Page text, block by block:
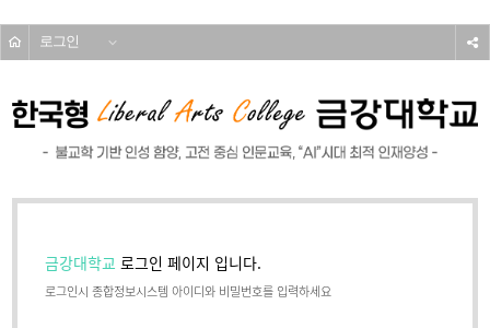
로그인
금강대학교 로그인 페이지 입니다.
로그인시 종합정보시스템 아이디와 비밀번호를 입력하세요